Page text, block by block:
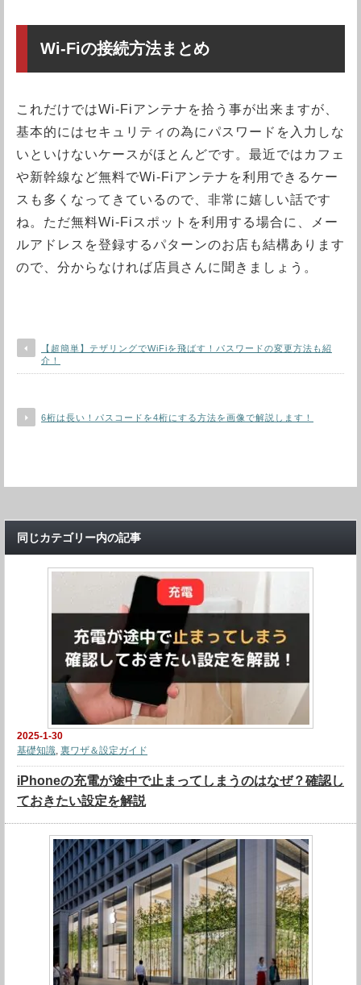
Wi-Fiの接続方法まとめ
これだけではWi-Fiアンテナを拾う事が出来ますが、
基本的にはセキュリティの為にパスワードを入力しな
いといけないケースがほとんどです。最近ではカフェ
や新幹線など無料でWi-Fiアンテナを利用できるケー
スも多くなってきているので、非常に嬉しい話です
ね。ただ無料Wi-Fiスポットを利用する場合に、メー
ルアドレスを登録するパターンのお店も結構あります
ので、分からなければ店員さんに聞きましょう。
【超簡単】テザリングでWiFiを飛ばす！パスワードの変更方法も紹
介！
6桁は長い！パスコードを4桁にする方法を画像で解説します！
同じカテゴリー内の記事
2025-1-30
基礎知識 裏ワザ＆設定ガイド
iPhoneの充電が途中で止まってしまうのはなぜ？確認し
ておきたい設定を解説